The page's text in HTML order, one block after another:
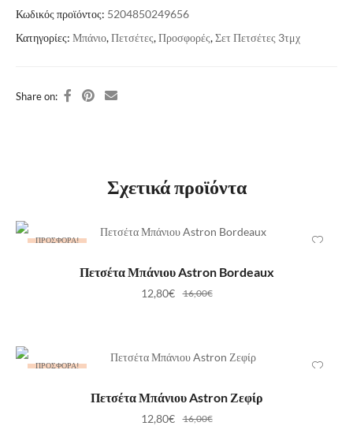
Κωδικός προϊόντος: 5204850249656
Κατηγορίες: Μπάνιο,Πετσέτες,Προσφορές,Σετ Πετσέτες 3τμχ
Share on:
Σχετικά προϊόντα
ΠΡΟΣΦΟΡΆ!
ΠΡΟΣΘΉΚΗ ΣΤΟ ΚΑΛΆΘΙ
Πετσέτα Μπάνιου Astron Bordeaux
16,00€
12,80€
ΠΡΟΣΦΟΡΆ!
ΠΡΟΣΘΉΚΗ ΣΤΟ ΚΑΛΆΘΙ
Πετσέτα Μπάνιου Astron Ζεφίρ
16,00€
12,80€